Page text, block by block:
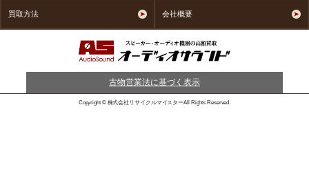
買取方法 会社概要
古物営業法に基づく表示
Copyright © 株式会社リサイクルマイスターAll Rights Reserved.